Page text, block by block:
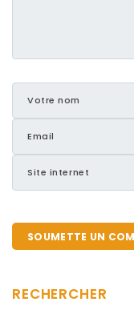
RECHERCHER